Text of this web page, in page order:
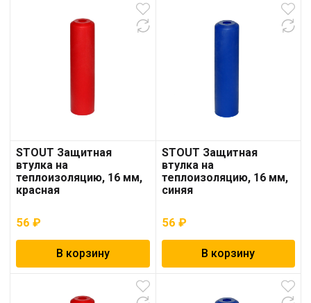
STOUT Защитная
втулка на
теплоизоляцию, 16 мм,
красная
56 ₽
В корзину
STOUT Защитная
втулка на
теплоизоляцию, 16 мм,
синяя
56 ₽
В корзину